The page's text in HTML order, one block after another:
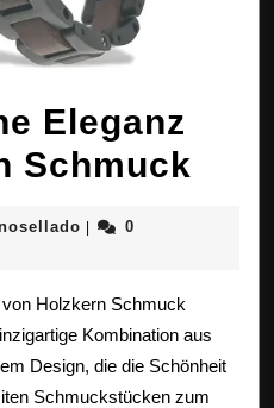
Eleganz
Schmuck
elsotanosellado
0
Holzkern Schmuck
Kombination aus
Design, die die Schönheit
Schmuckstücken zum